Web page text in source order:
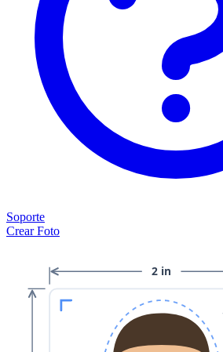
Soporte
Crear Foto
2 in